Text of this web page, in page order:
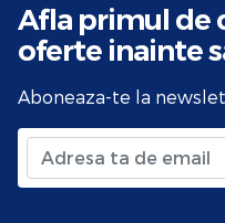
Afla primul de
oferte inainte
Aboneaza-te la